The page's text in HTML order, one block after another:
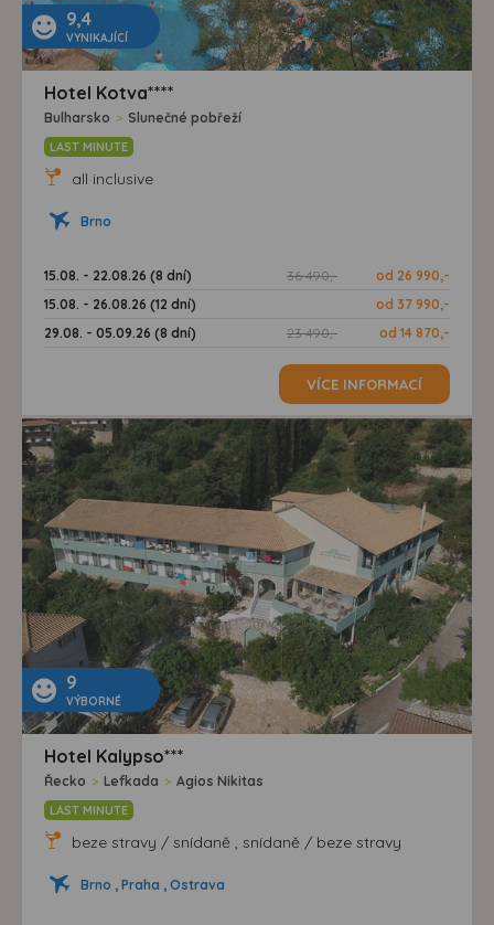
9,4
VYNIKAJÍCÍ
Hotel Kotva****
Bulharsko > Slunečné pobřeží
LAST MINUTE
all inclusive
Brno
15.08. - 22.08.26 (8 dní) 36 490,-
od 26 990,-
15.08. - 26.08.26 (12 dní)
od 37 990,-
29.08. - 05.09.26 (8 dní)
23 490,- od 14 870,-
VÍCE INFORMACÍ
9
VÝBORNÉ
Hotel Kalypso***
Řecko > Lefkada > Agios Nikitas
LAST MINUTE
beze stravy / snídaně , snídaně / beze stravy
Brno , Praha , Ostrava